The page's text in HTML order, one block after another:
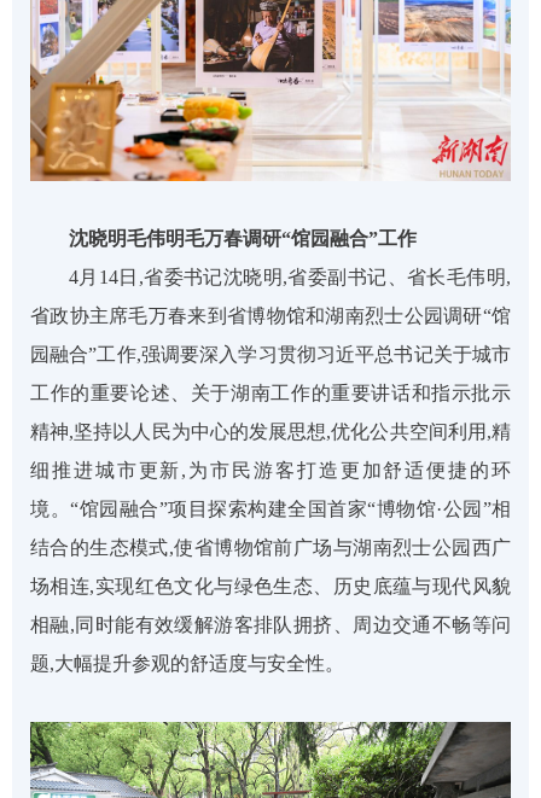
沈晓明毛伟明毛万春调研“馆园融合”工作
4月14日 ,省委书记沈晓明,省委副书记、省长毛伟明,
省政协主席毛万春来到省博物馆和湖南烈士公园调研“馆
园融合”工作,强调要深入学习贯彻习近平总书记关于城市
工作的重要论述、关于湖南工作的重要讲话和指示批示
精神,坚持以人民为中心的发展思想,优化公共空间利用 ,精
细推进城市更新, 为市民游客打造更加舒适便捷的环
境。 “馆园融合”项目探索构建全国首家“博物馆·公园”相
结合的生态模式,使省博物馆前广场与湖南烈士公园西广
场相连,实现红色文化与绿色生态、历史底蕴与现代风貌
相融,同时能有效缓解游客排队拥挤、周边交通不畅等问
题,大幅提升参观的舒适度与安全性。